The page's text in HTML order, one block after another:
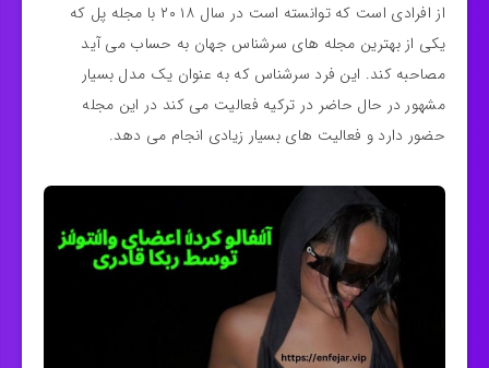
از افرادی است که توانسته است در سال ۲۰۱۸ با مجله پل که
یکی از بهترین مجله های سرشناس جهان به حساب می آید
مصاحبه کند. این فرد سرشناس که به عنوان یک مدل بسیار
مشهور در حال حاضر در ترکیه فعالیت می کند در این مجله
حضور دارد و فعالیت‌ های بسیار زیادی انجام می دهد.